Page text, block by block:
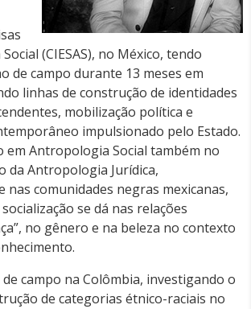
(CIESAS), no México, tendo
de campo durante 13 meses em
linhas de construção de identidades
mobilização política e
impulsionado pelo Estado.
em Antropologia Social também no
da Antropologia Jurídica,
nas comunidades negras mexicanas,
se dá nas relações
no gênero e na beleza no contexto
campo na Colômbia, investigando o
de categorias étnico-raciais no